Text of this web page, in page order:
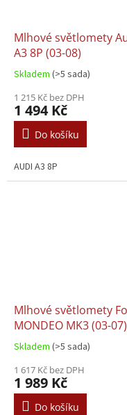
Mlhové světlomety
A3 8P (03-08)
Skladem (>5 sada)
1 215 Kč bez DPH
1 494 Kč
Do košíku
AUDI A3 8P
Mlhové světlomety
MONDEO MK3 (03-07)
DEPO
Skladem (>5 sada)
1 617 Kč bez DPH
1 989 Kč
Do košíku